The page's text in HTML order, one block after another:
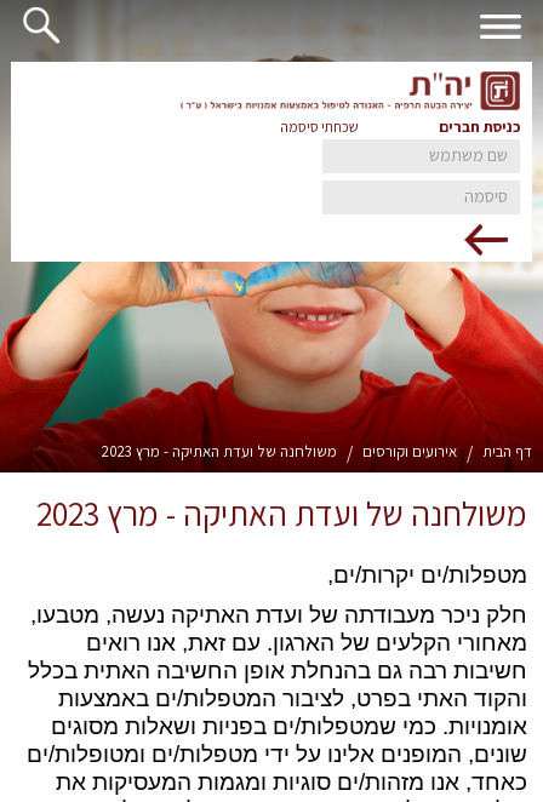
כניסת חברים שכחתי סיסמה
דף הבית / אירועים וקורסים / משולחנה של ועדת האתיקה - מרץ 2023
משולחנה של ועדת האתיקה - מרץ 2023
מטפלות/ים יקרות/ים,
חלק ניכר מעבודתה של ועדת האתיקה נעשה, מטבעו,
מאחורי הקלעים של הארגון. עם זאת, אנו רואים
חשיבות רבה גם בהנחלת אופן החשיבה האתית בכלל
והקוד האתי בפרט, לציבור המטפלות/ים באמצעות
אומנויות. כמי שמטפלות/ים בפניות ושאלות מסוגים
שונים, המופנים אלינו על ידי מטפלות/ים ומטופלות/ים
כאחד, אנו מזהות/ים סוגיות ומגמות המעסיקות את